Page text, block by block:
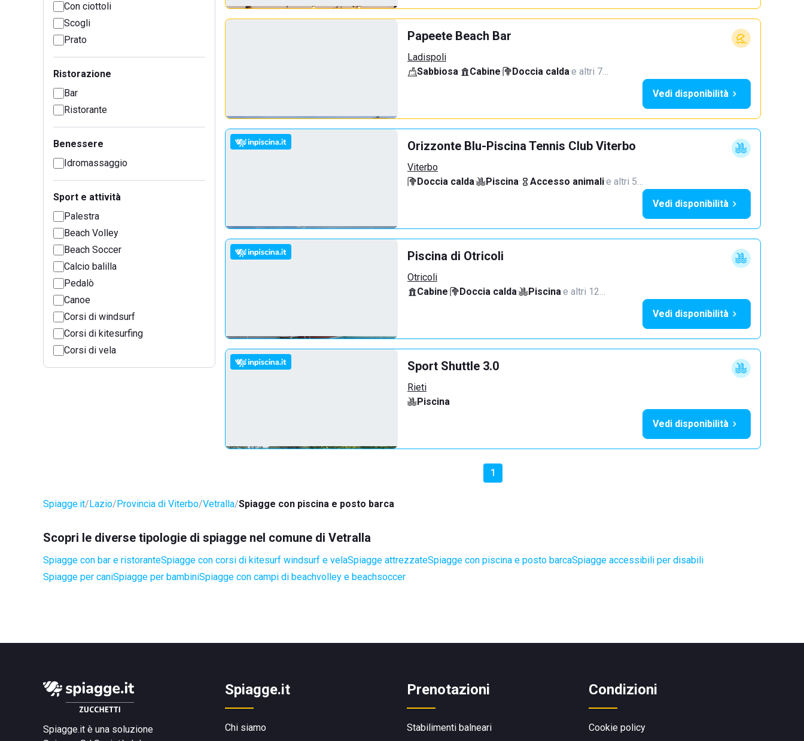
Con ciottoli
Scogli
Prato
Ristorazione
Bar
Ristorante
Benessere
Idromassaggio
Sport e attività
Palestra
Beach Volley
Beach Soccer
Calcio balilla
Pedalò
Canoe
Corsi di windsurf
Corsi di kitesurfing
Corsi di vela
Papeete Beach Bar
Ladispoli
Sabbiosa· Cabine· Doccia calda·e altri 7…
Vedi disponibilità
Orizzonte Blu-Piscina Tennis Club Viterbo
Viterbo
Doccia calda· Piscina· Accesso animali·e altri 5…
Vedi disponibilità
Piscina di Otricoli
Otricoli
Cabine· Doccia calda· Piscina·e altri 12…
Vedi disponibilità
Sport Shuttle 3.0
Rieti
Piscina
Vedi disponibilità
1
Spiagge.it Lazio Provincia di Viterbo Vetralla Spiagge con piscina e posto barca
Scopri le diverse tipologie di spiagge nel comune di Vetralla
Spiagge con bar e ristoranteSpiagge con corsi di kitesurf windsurf e velaSpiagge attrezzateSpiagge con piscina e posto barcaSpiagge accessibili per disabili
Spiagge per caniSpiagge per bambiniSpiagge con campi di beachvolley e beachsoccer
Spiagge.it è una soluzione
Spiagge.it
Chi siamo
Prenotazioni
Stabilimenti balneari
Condizioni
Cookie policy